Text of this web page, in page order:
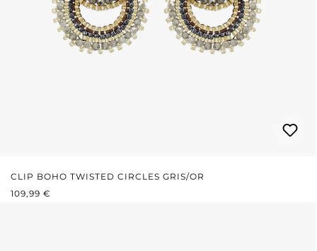
CLIP BOHO TWISTED CIRCLES GRIS/OR
PRIX RÉGULIER :
109,99 €